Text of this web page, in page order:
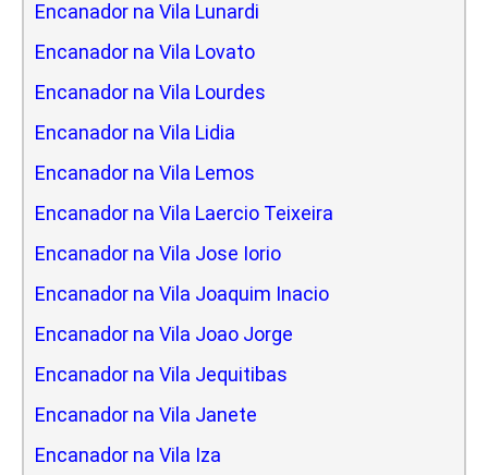
Encanador na Vila Lunardi
Encanador na Vila Lovato
Encanador na Vila Lourdes
Encanador na Vila Lidia
Encanador na Vila Lemos
Encanador na Vila Laercio Teixeira
Encanador na Vila Jose Iorio
Encanador na Vila Joaquim Inacio
Encanador na Vila Joao Jorge
Encanador na Vila Jequitibas
Encanador na Vila Janete
Encanador na Vila Iza